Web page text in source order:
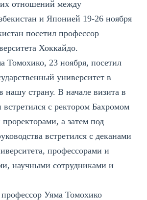
отношений между
и Японией 19-26 ноября
посетил профессор
Хоккайдо.
Томохико, 23 ноября, посетил
университет в
нашу страну. В начале визита в
встретился с ректором Бахромом
а затем под
встретился с деканами
профессорами и
научными сотрудниками и
Уяма Томохико